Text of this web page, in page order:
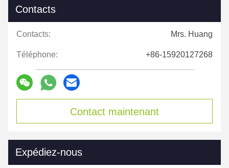
Contacts
Contacts: Mrs. Huang
Téléphone: +86-15920127268
Contact maintenant
Expédiez-nous